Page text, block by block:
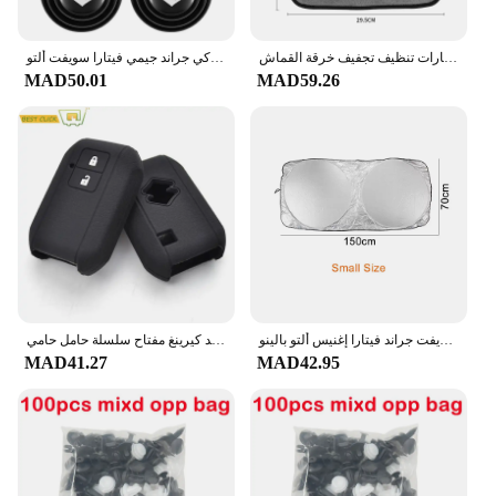
MAD50.01 MAD59.26
MAD41.27
غطاء شمسي للزجاج الأمامي للسيارة سوزوكي جيمي سويفت جراند فيتارا إغنيس ألتو بالينو SX4 الساموراي S-Cross Celerio اكسسوارات السيارات
MAD42.95